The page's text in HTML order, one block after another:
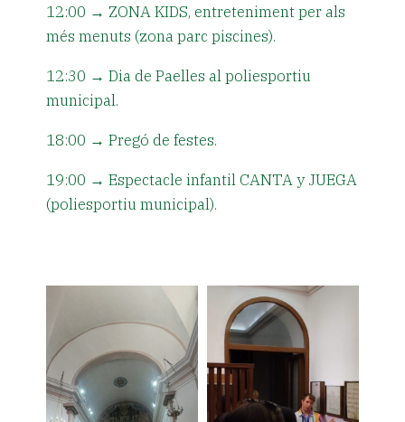
12:00 → ZONA KIDS, entreteniment per als
més menuts (zona parc piscines).
12:30 → Dia de Paelles al poliesportiu
municipal.
18:00 → Pregó de festes.
19:00 → Espectacle infantil CANTA y JUEGA
(poliesportiu municipal).